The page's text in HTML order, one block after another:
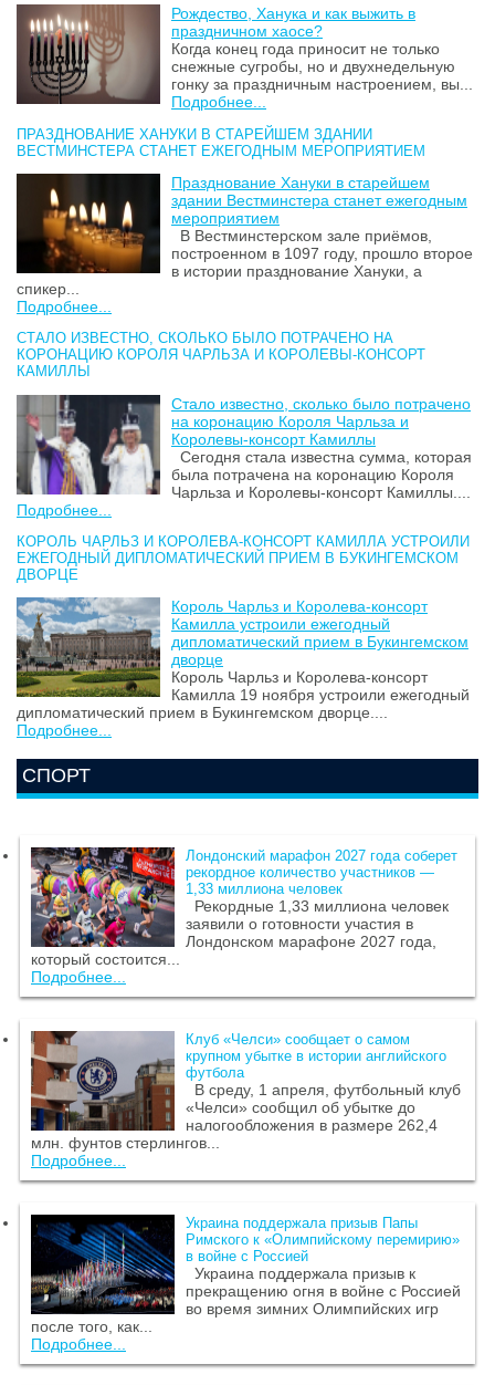
Рождество, Ханука и как выжить в
праздничном хаосе?
Когда конец года приносит не только
снежные сугробы, но и двухнедельную
гонку за праздничным настроением, вы...
Подробнее...
ПРАЗДНОВАНИЕ ХАНУКИ В СТАРЕЙШЕМ ЗДАНИИ
ВЕСТМИНСТЕРА СТАНЕТ ЕЖЕГОДНЫМ МЕРОПРИЯТИЕМ
Празднование Хануки в старейшем
здании Вестминстера станет ежегодным
мероприятием
В Вестминстерском зале приёмов,
построенном в 1097 году, прошло второе
в истории празднование Хануки, а
спикер...
Подробнее...
СТАЛО ИЗВЕСТНО, СКОЛЬКО БЫЛО ПОТРАЧЕНО НА
КОРОНАЦИЮ КОРОЛЯ ЧАРЛЬЗА И КОРОЛЕВЫ-КОНСОРТ
КАМИЛЛЫ
Стало известно, сколько было потрачено
на коронацию Короля Чарльза и
Королевы-консорт Камиллы
Сегодня стала известна сумма, которая
была потрачена на коронацию Короля
Чарльза и Королевы-консорт Камиллы....
Подробнее...
КОРОЛЬ ЧАРЛЬЗ И КОРОЛЕВА-КОНСОРТ КАМИЛЛА УСТРОИЛИ
ЕЖЕГОДНЫЙ ДИПЛОМАТИЧЕСКИЙ ПРИЕМ В БУКИНГЕМСКОМ
ДВОРЦЕ
Король Чарльз и Королева-консорт
Камилла устроили ежегодный
дипломатический прием в Букингемском
дворце
Король Чарльз и Королева-консорт
Камилла 19 ноября устроили ежегодный
дипломатический прием в Букингемском дворце....
Подробнее...
СПОРТ
Лондонский марафон 2027 года соберет
рекордное количество участников —
1,33 миллиона человек
Рекордные 1,33 миллиона человек
заявили о готовности участия в
Лондонском марафоне 2027 года,
который состоится...
Подробнее...
Клуб «Челси» сообщает о самом
крупном убытке в истории английского
футбола
В среду, 1 апреля, футбольный клуб
«Челси» сообщил об убытке до
налогообложения в размере 262,4
млн. фунтов стерлингов...
Подробнее...
Украина поддержала призыв Папы
Римского к «Олимпийскому перемирию»
в войне с Россией
Украина поддержала призыв к
прекращению огня в войне с Россией
во время зимних Олимпийских игр
после того, как...
Подробнее...